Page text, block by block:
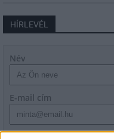
HÍRLEVÉL
Név
E-mail cím